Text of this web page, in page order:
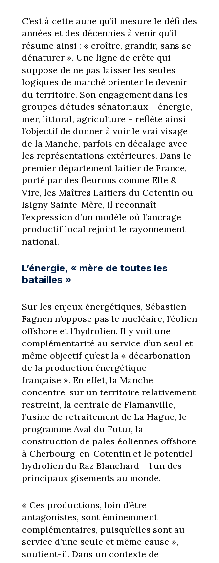
C’est à cette aune qu’il mesure le défi des
années et des décennies à venir qu’il
résume ainsi : « croître, grandir, sans se
dénaturer ». Une ligne de crête qui
suppose de ne pas laisser les seules
logiques de marché orienter le devenir
du territoire. Son engagement dans les
groupes d’études sénatoriaux – énergie,
mer, littoral, agriculture – reflète ainsi
l’objectif de donner à voir le vrai visage
de la Manche, parfois en décalage avec
les représentations extérieures. Dans le
premier département laitier de France,
porté par des fleurons comme Elle &
Vire, les Maîtres Laitiers du Cotentin ou
Isigny Sainte-Mère, il reconnaît
l’expression d’un modèle où l’ancrage
productif local rejoint le rayonnement
national.
L’énergie, « mère de toutes les
batailles »
Sur les enjeux énergétiques, Sébastien
Fagnen n’oppose pas le nucléaire, l’éolien
offshore et l’hydrolien. Il y voit une
complémentarité au service d’un seul et
même objectif qu’est la « décarbonation
de la production énergétique
française ». En effet, la Manche
concentre, sur un territoire relativement
restreint, la centrale de Flamanville,
l’usine de retraitement de La Hague, le
programme Aval du Futur, la
construction de pales éoliennes offshore
à Cherbourg-en-Cotentin et le potentiel
hydrolien du Raz Blanchard – l’un des
principaux gisements au monde.
« Ces productions, loin d’être
antagonistes, sont éminemment
complémentaires, puisqu’elles sont au
service d’une seule et même cause »,
soutient-il. Dans un contexte de